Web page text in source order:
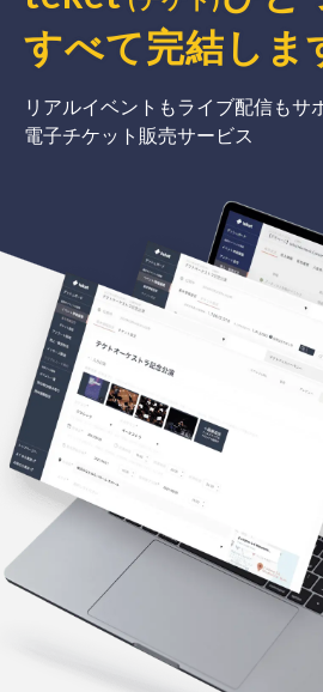
すべて完結 しま
リアルイベントもライブ配信もサ
電子チケット販売サービス